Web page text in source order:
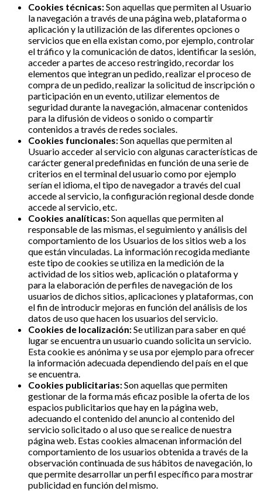
Cookies técnicas:Son aquellas que permiten al Usuario
la navegación a través de una página web, plataforma o
aplicación y la utilización de las diferentes opciones o
servicios que en ella existan como, por ejemplo, controlar
el tráfico y la comunicación de datos, identificar la sesión,
acceder a partes de acceso restringido, recordar los
elementos que integran un pedido, realizar el proceso de
compra de un pedido, realizar la solicitud de inscripción o
participación en un evento, utilizar elementos de
seguridad durante la navegación, almacenar contenidos
para la difusión de videos o sonido o compartir
contenidos a través de redes sociales.
Cookies funcionales:Son aquellas que permiten al
Usuario acceder al servicio con algunas características de
carácter general predefinidas en función de una serie de
criterios en el terminal del usuario como por ejemplo
serían el idioma, el tipo de navegador a través del cual
accede al servicio, la configuración regional desde donde
accede al servicio, etc.
Cookies analíticas:Son aquellas que permiten al
responsable de las mismas, el seguimiento y análisis del
comportamiento de los Usuarios de los sitios web a los
que están vinculadas. La información recogida mediante
este tipo de cookies se utiliza en la medición de la
actividad de los sitios web, aplicación o plataforma y
para la elaboración de perfiles de navegación de los
usuarios de dichos sitios, aplicaciones y plataformas, con
el fin de introducir mejoras en función del análisis de los
datos de uso que hacen los usuarios del servicio.
Cookies de localización:Se utilizan para saber en qué
lugar se encuentra un usuario cuando solicita un servicio.
Esta cookie es anónima y se usa por ejemplo para ofrecer
la información adecuada dependiendo del país en el que
se encuentra.
Cookies publicitarias:Son aquellas que permiten
gestionar de la forma más eficaz posible la oferta de los
espacios publicitarios que hay en la página web,
adecuando el contenido del anuncio al contenido del
servicio solicitado o al uso que se realice de nuestra
página web. Estas cookies almacenan información del
comportamiento de los usuarios obtenida a través de la
observación continuada de sus hábitos de navegación, lo
que permite desarrollar un perfil específico para mostrar
publicidad en función del mismo.